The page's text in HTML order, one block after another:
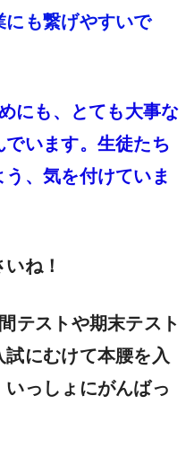
にも繋げやすいで
にも、とても大事な
います。生徒たち
、気を付けていま
ね！
テストや期末テスト
にむけて本腰を入
っしょにがんばっ